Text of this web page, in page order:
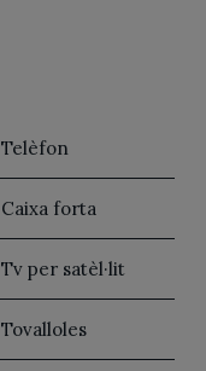
Telèfon
Caixa forta
Tv per satèl·lit
Tovalloles